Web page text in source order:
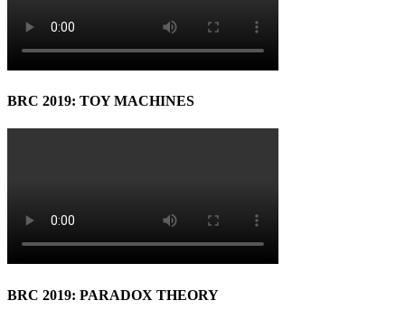
BRC 2019: TOY MACHINES
BRC 2019: PARADOX THEORY